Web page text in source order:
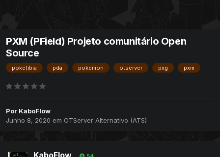
PXM (PField) Projeto comunitário Open
Source
poketibia pda pokemon otserver pxg pxm
Por KaboFlow
Junho 8, 2020 em OTServer Alternativo (ATS)
KaboFlow